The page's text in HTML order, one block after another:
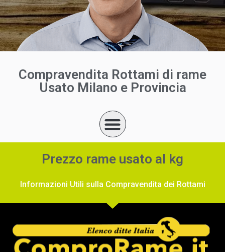
Compravendita Rottami di rame
Usato Milano e Provincia
Prezzo rame usato al kg
Informazioni Utili sulla Compravendita dei Rottami